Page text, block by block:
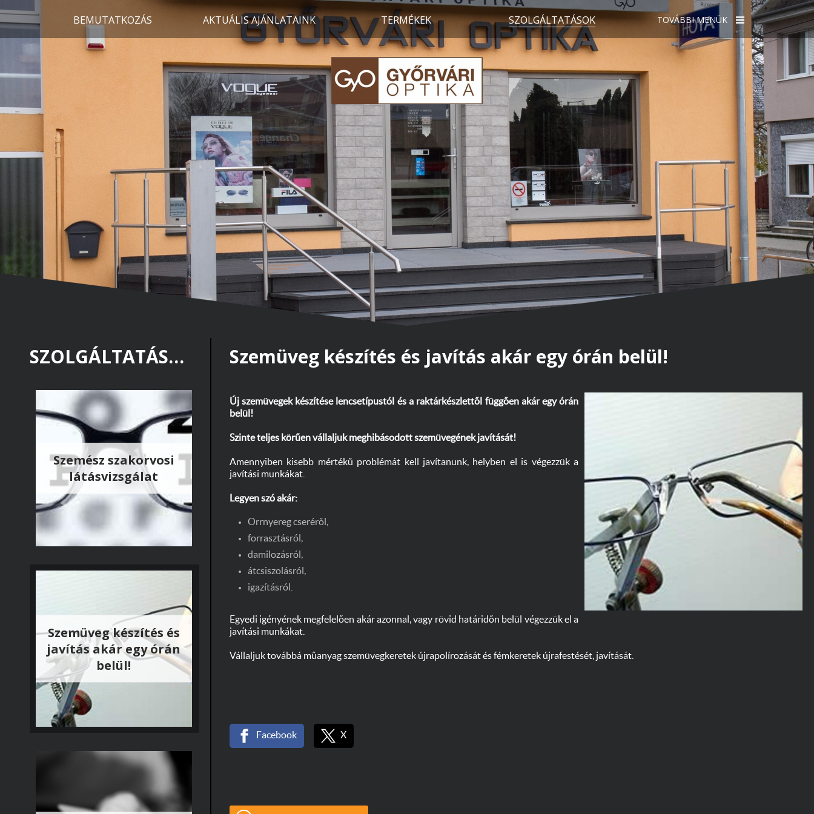
BEMUTATKOZÁS AKTUÁLIS AJÁNLATAINK TERMÉKEK SZOLGÁLTATÁSOK TOVÁBBI MENÜK
SZOLGÁLTATÁSOK
Szemész szakorvosi
látásvizsgálat
Szemüveg készítés és
javítás akár egy órán
belül!
Szemüveg készítés és javítás akár egy órán belül!
Új szemüvegek készítése lencsetípustól és a raktárkészlettől függően akár egy órán
belül!
Szinte teljes körűen vállaljuk meghibásodott szemüvegének javítását!
Amennyiben kisebb mértékű problémát kell javítanunk, helyben el is végezzük a
javítási munkákat.
Legyen szó akár:
Orrnyereg cseréről,
forrasztásról,
damilozásról,
átcsiszolásról,
igazításról.
Egyedi igényének megfelelően akár azonnal, vagy rövid határidőn belül végezzük el a
javítási munkákat.
Vállaljuk továbbá műanyag szemüvegkeretek újrapolírozását és fémkeretek újrafestését, javítását.
Facebook X